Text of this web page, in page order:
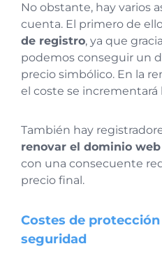
No obstante, hay varios
cuenta. El primero de
de registro, ya que
podemos conseguir un
precio simbólico. En la
el coste se incrementará
También hay
renovar el dominio
con una consecuente
precio final.
Costes de
seguridad